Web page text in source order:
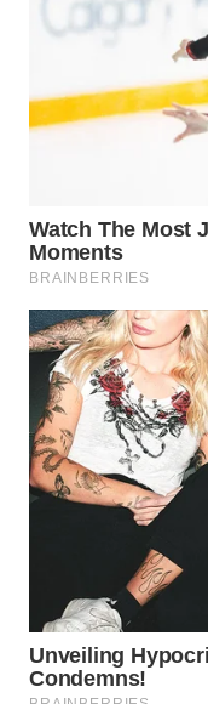
TINGGI
PAKPAK
WN
BEKASI
WN
BOGOR
WN
DEPOK
SAMOSIR